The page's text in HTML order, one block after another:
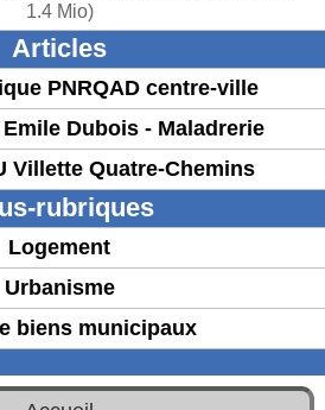
1.4 Mio)
Articles
PNRQAD centre-ville
Dubois - Maladrerie
Villette Quatre-Chemins
rubriques
Logement
Urbanisme
biens municipaux